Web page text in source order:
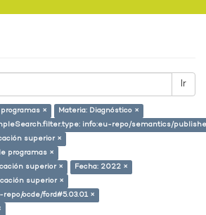
Ir
×
Materia: Diagnóstico ×
info:eu-repo/semantics/
superior ×
programas ×
superior ×
Fecha: 2022 ×
superior ×
ocde/ford#5.03.01 ×